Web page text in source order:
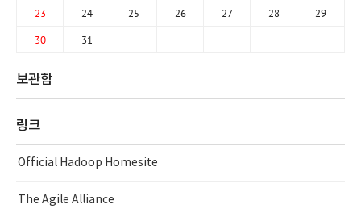
23 24 25 26 27 28 29
30 31
보관함
링크
Official Hadoop Homesite
The Agile Alliance